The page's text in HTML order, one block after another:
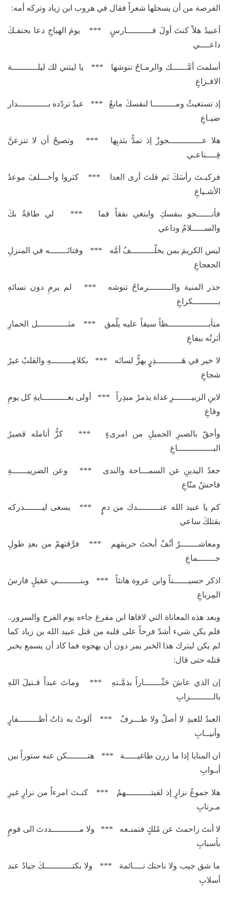
الفرصة من أن يسجلها شعراً فقال في هروب ابن زياد وتركه أمه:
أعبيدُ هلاّ كنتَ أولَ فــــــــــارسٍ *** يومَ الهياجِ دعا بحتفـكَ
داعــــي
أسلمتَ أمَّــــــك والرمـاحُ تنوشها *** يا ليتني لك ليلــــــــــة
الافـزاعِ
إذ تستغيثُ ومـــــــــا لنفسكَ مانعٌ *** عبدٌ تردّده بــــــــــــدار
ضيـاعِ
هلا عـــــــــــــجوزٌ إذ تمدُّ بثديِها *** وتصيحُ أن لا تنزعنَّ
قِــــناعـي
فركبـتَ رأسَكَ ثم قلتَ أرى العدا *** كثروا وأخـــلفَ موعدُ
الأشـياعِ
فأنــــــجو بنفسكِ وابتغي نفقاً فما *** لي طاقةٌ بكَ
والســـــلامُ وداعي
ليس الكريمَ بمن يخلّـــــــــفُ أمَّه *** وفتاتَـــــــه في المنزلِ
الجعجاعِ
حذر المنية والـــــــــرماحُ تنوشه *** لم يرمِ دون نسائهِ
بــــــــــكراعِ
متأبــــــــــــــــطاً سيفاً عليه يلّمق *** مثــــــــــــل الحمارِ
أثرتُه بيفاعِ
لا خير في هَــــــــــذِرٍٍ يهزُّ لسانَه *** بكلامِــــــــهِ والقلبُ غيرُ
شجاعِ
لابنِ الزبيـــــــرِ غداة يذمرُ مبدِراً *** أولى بغــــــــــايةِ كل يومِ
وقاعِ
وأحقّ بالصبرِ الجميلِ من امرىءٍ *** كزُّ أنامله قصيرُ
البــــــــــــــاعِ
جعدُ اليدينِ عن السمـــاحة والندى *** وعن الضريبــــــةِ
فاحشٌ منّاعِ
كم يا عبيد الله عنـــــــــدك من دمٍٍ *** يسعى ليـــــــدركه
بقتلكَ ساعي
ومعاشـــــــرٌ أنُفٌ أبحتَ حريمَهم *** فرَّقتهمْ من بعدِ طولِ
جـــــــماعِ
اذكر حسيــــــناً وابن عروة هانئاً *** وبنـــــــــي عقيلٍ فارسَ
المِرباعِ
وبعد هذه المعاناة التي لاقاها ابن مفرغ جاءه يوم الفرح والسرور..
فلم يكن شيء أشدّ فرحاً على قلبه من قتل عبيد الله بن زياد كما
لم يكن ليترك هذا الخبر يمر دون أن يهجوه فما كاد أن يسمع بخبر
قتله حتى قال:
إن الذي عاشَ حَثّـــــــاراً بذمَّـتهِ *** وماتَ عبداً قـتيلَ اللهِ
بالـــــــــزابِ
العبدُ للعبدِ لا أصلٌ ولا طـــرفٌ *** ألوتْ به ذاتُ أظــــــــفارٍ
وأنيــابِ
ان المنايا إذا ما زرن طاغيـــــة *** هتــــــــكن عنه ستوراً بين
أبـوابِ
هلا جموعُ نزارٍ إذ لقيتــــــــــهمُ *** كنـتَ امرءاً من نزارٍ غيرِ
مـرتابِ
لا أنتَ زاحمتَ عن مُلكٍ فتمنـعه *** ولا مـــــــــــددتَ الى قومٍ
بأسبابِ
ما شق جيب ولا ناحتك نــــائمة *** ولا بكتـــــــــــكَ جيادٌ عند
أسلابِ